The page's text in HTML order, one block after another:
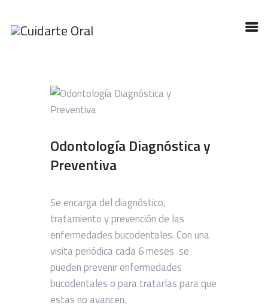
INICIO
NUESTRO EQUIPO
CONTACTO
TIPS
Odontología Diagnóstica y
Preventiva
Se encarga del diagnóstico,
tratamiento y prevención de las
enfermedades bucodentales. Con una
visita periódica cada 6 meses se
pueden prevenir enfermedades
bucodentales o para tratarlas para que
estas no avancen.